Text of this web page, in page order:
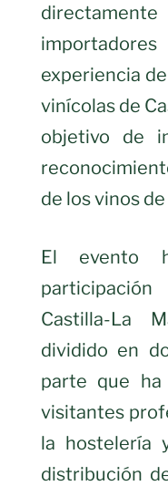
experiencia
vinícolas de
objetivo de
de los vinos
El evento
Castilla-La
dividido en
parte que
visitantes
la hostelería
distribución